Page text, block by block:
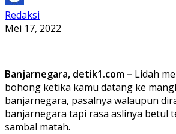
Redaksi
Mei 17, 2022
Banjarnegara, detik1.com – Lidah
bohong ketika kamu datang ke
banjarnegara, pasalnya walaupun
banjarnegara tapi rasa aslinya betul
sambal matah.